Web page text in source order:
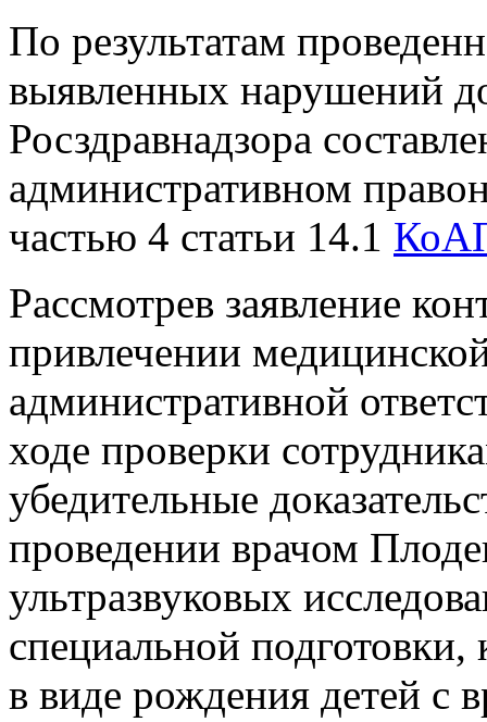
По результатам
выявленных нарушений
Росздравнадзора
административном
частью 4 статьи 14.1
Рассмотрев заявление
привлечении
административной
ходе проверки
убедительные
проведении врачом
ультразвуковых
специальной подготовки,
в виде рождения детей с